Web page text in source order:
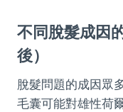
不同脫髮成因
後）
脫髮問題的成因眾
毛囊可能對雄性荷